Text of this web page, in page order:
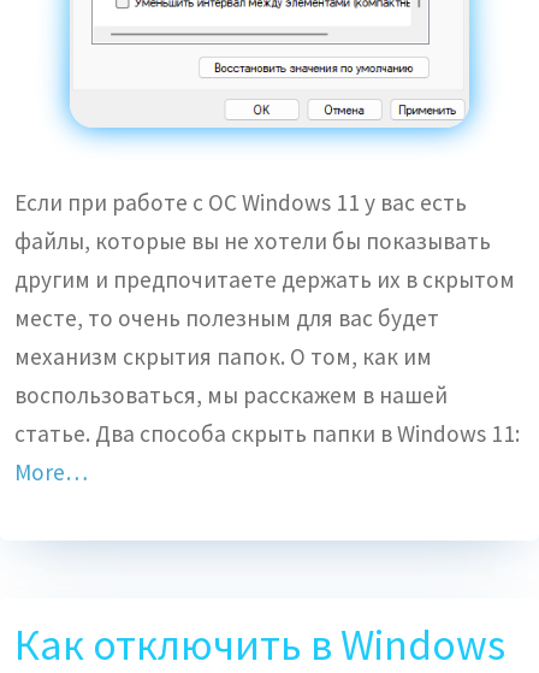
Если при работе с ОС Windows 11 у вас есть
файлы, которые вы не хотели бы показывать
другим и предпочитаете держать их в скрытом
месте, то очень полезным для вас будет
механизм скрытия папок. О том, как им
воспользоваться, мы расскажем в нашей
статье. Два способа скрыть папки в Windows 11:
More…
Как отключить в Windows